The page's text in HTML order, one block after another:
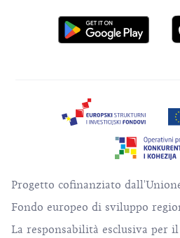
Progetto cofinanziato
Fondo europeo di sviluppo
La responsabilità esclusiva per